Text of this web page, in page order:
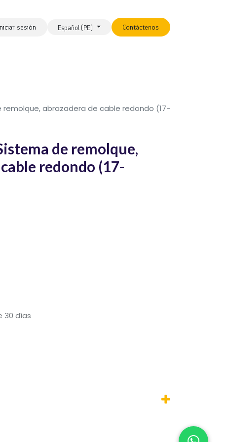
sesión Español (PE) Contáctenos
remolque, abrazadera de cable redondo (17-
de remolque,
redondo (17-
30 días